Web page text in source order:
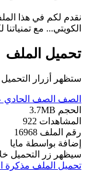
نقدم لكم في هذا
الكويتي... مع
تحميل الملف
ستظهر أزرار
الصف الصف الحادي
الحجم 3.7MB
المشاهدات 922
رقم الملف 16968
إضافة بواسطة مايا
سيظهر زر التحميل
تحميل الملف مذكرة